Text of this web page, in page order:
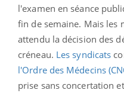
l'examen en séance
fin de semaine. Mais les
attendu la décision des
créneau. Les syndicats
l'Ordre des Médecins
prise sans concertation